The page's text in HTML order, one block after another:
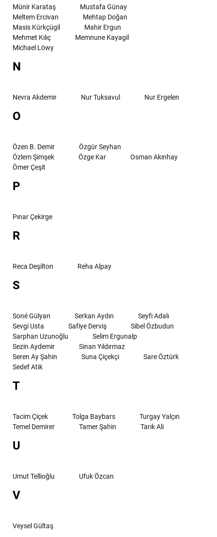
Münir Karataş
Mustafa Günay
Meltem Ercivan
Mehtap Doğan
Masis Kürkçügil
Mahir Ergun
Mehmet Kılıç
Memnune Kayagil
Michael Löwy
N
Nevra Akdemir Nur Tuksavul Nur Ergelen
O
Özen B. Demir
Özgür Seyhan
Özlem Şimşek
Özge Kar
Osman Akınhay
Ömer Çeşit
P
Pınar Çekirge
R
Reca Deşilton Reha Alpay
S
Soné Gülyan Serkan Aydın
Seyfi Adalı
Sevgi Usta
Safiye Derviş
Sibel Özbudun
Sarphan Uzunoğlu
Selim Ergunalp
Sezin Aydemir
Sinan Yıldırmaz
Seren Ay Şahin
Suna Çiçekçi
Sare Öztürk
Sedef Atik
T
Tacim Çiçek Tolga Baybars
Turgay Yalçın
Temel Demirer
Tamer Şahin Tarık Ali
U
Umut Tellioğlu Ufuk Özcan
V
Veysel Gültaş